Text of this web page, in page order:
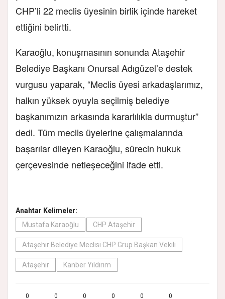
CHP’li 22 meclis üyesinin birlik içinde hareket
ettiğini belirtti.
Karaoğlu, konuşmasının sonunda Ataşehir
Belediye Başkanı Onursal Adıgüzel’e destek
vurgusu yaparak, “Meclis üyesi arkadaşlarımız,
halkın yüksek oyuyla seçilmiş belediye
başkanımızın arkasında kararlılıkla durmuştur”
dedi. Tüm meclis üyelerine çalışmalarında
başarılar dileyen Karaoğlu, sürecin hukuk
çerçevesinde netleşeceğini ifade etti.
Anahtar Kelimeler:
Mustafa Karaoğlu
CHP Ataşehir
Ataşehir Belediye Meclisi CHP Grup Başkan Vekili
Ataşehir Kanber Yıldırım
0 0 0 0 0 0